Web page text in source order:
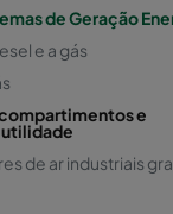
de Geração
e a gás
e
de ar industriais